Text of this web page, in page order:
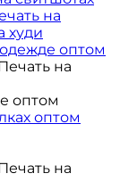
на
худи
оптом
на
оптом
оптом
на